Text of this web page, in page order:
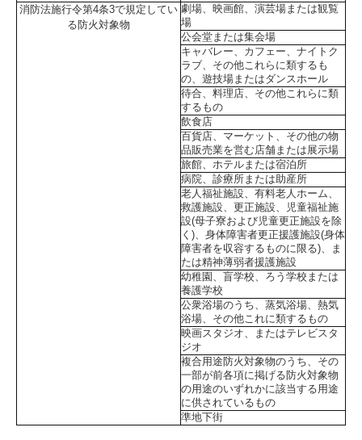
消防法施行令第4条3で規定してい
る防火対象物
劇場、映画館、演芸場または観覧
場
公会堂または集会場
キャバレー、カフェー、ナイトク
ラブ、その他これらに類するも
の、遊技場またはダンスホール
待合、料理店、その他これらに類
するもの
飲食店
百貨店、マーケット、その他の物
品販売業を営む店舗または展示場
旅館、ホテルまたは宿泊所
病院、診療所または助産所
老人福祉施設、有料老人ホーム、
救護施設、更正施設、児童福祉施
設(母子寮および児童更正施設を除
く)、身体障害者更正援護施設(身体
障害者を収容するものに限る)、ま
たは精神薄弱者援護施設
幼稚園、盲学校、ろう学校または
養護学校
公衆浴場のうち、蒸気浴場、熱気
浴場、その他これに類するもの
映画スタジオ、またはテレビスタ
ジオ
複合用途防火対象物のうち、その
一部が前各項に掲げる防火対象物
の用途のいずれかに該当する用途
に供されているもの
準地下街